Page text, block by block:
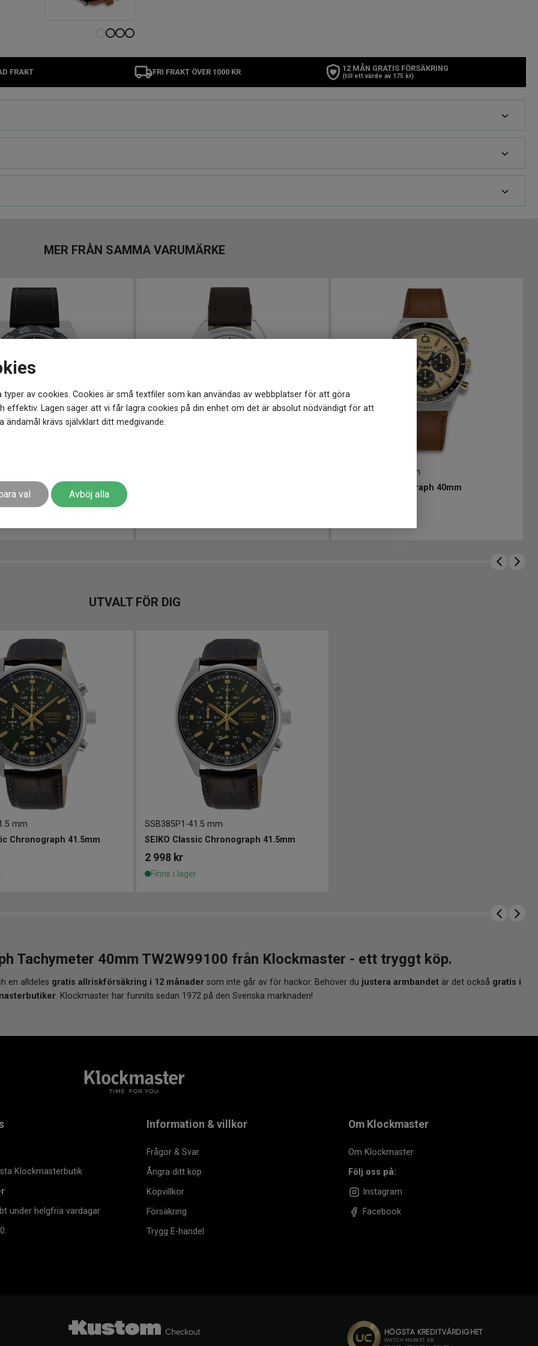
typer av cookies. Cookies är små textfiler som kan användas av webbplatser för att göra
effektiv. Lagen säger att vi får lagra cookies på din enhet om det är absolut nödvändigt för att
ändamål krävs självklart ditt medgivande.
val Avböj alla
FRAKT FRI FRAKT ÖVER 1000 KR 12 MÅN GRATIS FÖRSÄKRING
(till ett värde av 175 kr)
MER FRÅN SAMMA VARUMÄRKE
Time Reissue 39mm
40 mm
TIMEX Q Chronograph 40mm
UTVALT FÖR DIG
mm
Chronograph 41.5mm
SSB385P1 -41.5 mm
SEIKO Classic Chronograph 41.5mm
2 998 kr
Finns i lager
Tachymeter 40mm TW2W99100 från Klockmaster - ett tryggt köp.
en alldeles gratis allriskförsäkring i 12 månader som inte går av för hackor. Behöver du justera armbandet är det också gratis i
. Klockmaster har funnits sedan 1972 på den Svenska marknaden!
Klockmasterbutik
under helgfria vardagar
Information & villkor
Frågor & Svar
Ångra ditt köp
Köpvillkor
Försäkring
Trygg E-handel
Om Klockmaster
Om Klockmaster
Följ oss på:
Instagram
Facebook